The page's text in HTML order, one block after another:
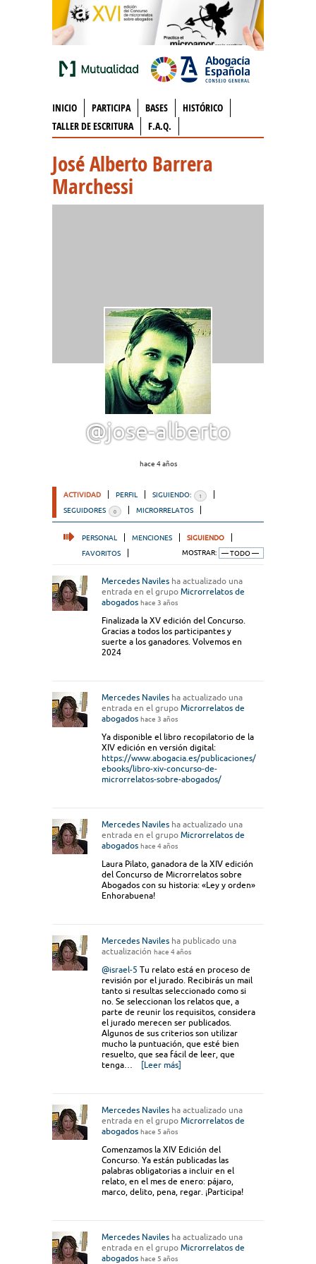
INICIO PARTICIPA BASES
HISTÓRICO
TALLER DE ESCRITURA
F.A.Q.
José Alberto Barrera
Marchessi
@jose-alberto
hace 4 años
ACTIVIDAD PERFIL SIGUIENDO: 1
SEGUIDORES 0 MICRORRELATOS
PERSONAL MENCIONES
SIGUIENDO
FAVORITOS
MOSTRAR:
Mercedes Naviles ha actualizado una
entrada en el grupo Microrrelatos de
abogados hace 3 años
Finalizada la XV edición del Concurso.
Gracias a todos los participantes y
suerte a los ganadores. Volvemos en
2024
Mercedes Naviles ha actualizado una
entrada en el grupo Microrrelatos de
abogados hace 3 años
Ya disponible el libro recopilatorio de la
XIV edición en versión digital:
https://www.abogacia.es/publicaciones/
ebooks/libro-xiv-concurso-de-
microrrelatos-sobre-abogados/
Mercedes Naviles ha actualizado una
entrada en el grupo Microrrelatos de
abogados hace 4 años
Laura Pilato, ganadora de la XIV edición
del Concurso de Microrrelatos sobre
Abogados con su historia: «Ley y orden»
Enhorabuena!
Mercedes Naviles ha publicado una
actualización hace 4 años
@israel-5 Tu relato está en proceso de
revisión por el jurado. Recibirás un mail
tanto si resultas seleccionado como si
no. Se seleccionan los relatos que, a
parte de reunir los requisitos, considera
el jurado merecen ser publicados.
Algunos de sus criterios son utilizar
mucho la puntuación, que esté bien
resuelto, que sea fácil de leer, que
tenga…
[Leer más]
Mercedes Naviles ha actualizado una
entrada en el grupo Microrrelatos de
abogados hace 5 años
Comenzamos la XIV Edición del
Concurso. Ya están publicadas las
palabras obligatorias a incluir en el
relato, en el mes de enero: pájaro,
marco, delito, pena, regar. ¡Participa!
Mercedes Naviles ha actualizado una
entrada en el grupo Microrrelatos de
abogados hace 5 años